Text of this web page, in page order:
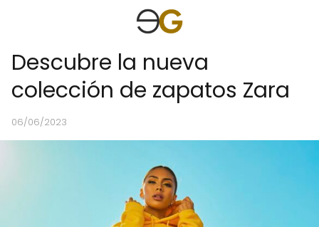
Descubre la nueva
colección de zapatos Zara
06/06/2023